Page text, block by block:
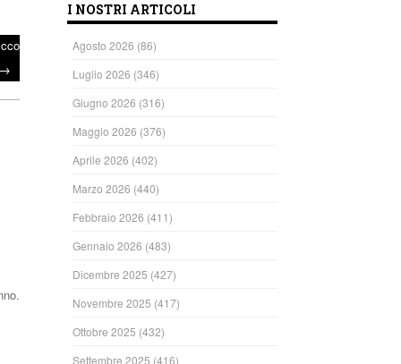
→
I NOSTRI ARTICOLI
Agosto 2026 (86)
Luglio 2026 (346)
Giugno 2026 (316)
Maggio 2026 (376)
Aprile 2026 (402)
Marzo 2026 (440)
Febbraio 2026 (411)
Gennaio 2026 (483)
Dicembre 2025 (427)
Novembre 2025 (417)
Ottobre 2025 (432)
Settembre 2025 (416)